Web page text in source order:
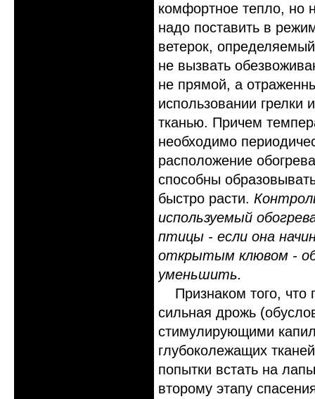
комфортное тепло, но
надо поставить в
ветерок,
не вызвать
не прямой, а
использовании грелки
тканью. Причем
необходимо
расположение
способны
быстро расти.
используемый
птицы - если она
открытым клювом -
уменьшить.
Признаком того, что
сильная дрожь
стимулирующими
глубоколежащих
попытки встать на
второму этапу